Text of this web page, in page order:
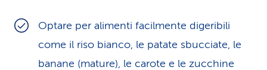
Optare per alimenti facilmente digeribili
come il riso bianco, le patate sbucciate, le
banane (mature), le carote e le zucchine